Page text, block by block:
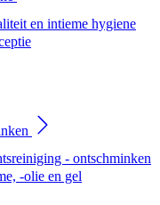
en intieme hygiene
- ontschminken
-olie en gel